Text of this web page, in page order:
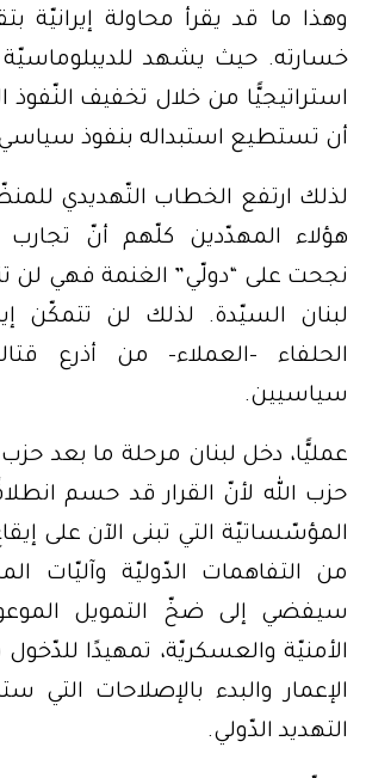
وهذا ما قد يقرأ محاولة إيرانيّة
خسارته. حيث يشهد للديبلوماسيّة
استراتيجيًّا من خلال تخفيف
أن تستطيع استبداله بنفوذ
لذلك ارتفع الخطاب التّهديدي
هؤلاء المهدّدين كلّهم أنّ تجارب
نجحت على “دولّي” الغنمة فهي لن
لبنان السيّدة. لذلك لن تتمكّن
الحلفاء -العملاء- من أذرع
سياسيين.
عمليًّا، دخل لبنان مرحلة ما بعد حزب
حزب الله لأنّ القرار قد حسم
المؤسّساتيّة التي تبنى الآن على
من التفاهمات الدّوليّة وآليّات
سيفضي إلى ضخّ التمويل
الأمنيّة والعسكريّة، تمهيدًا
الإعمار والبدء بالإصلاحات
التهديد الدّولي.